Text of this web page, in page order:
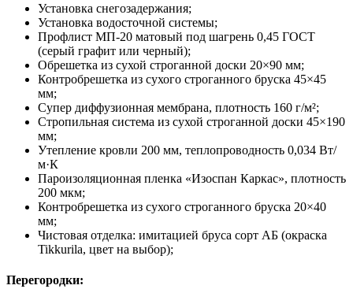
Установка снегозадержания;
Установка водосточной системы;
Профлист МП-20 матовый под шагрень 0,45 ГОСТ
(серый графит или черный);
Обрешетка из сухой строганной доски 20×90 мм;
Контробрешетка из сухого строганного бруска 45×45
мм;
Супер диффузионная мембрана, плотность 160 г/м²;
Стропильная система из сухой строганной доски 45×190
мм;
Утепление кровли 200 мм, теплопроводность 0,034 Вт/
м·К
Пароизоляционная пленка «Изоспан Каркас», плотность
200 мкм;
Контробрешетка из сухого строганного бруска 20×40
мм;
Чистовая отделка: имитацией бруса сорт АБ (окраска
Tikkurila, цвет на выбор);
Перегородки: